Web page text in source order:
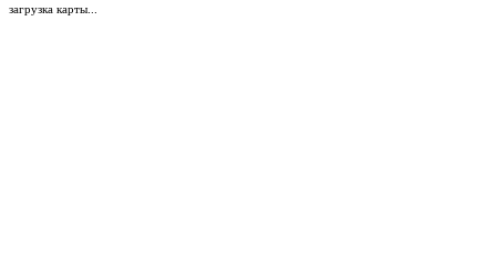
загрузка карты...